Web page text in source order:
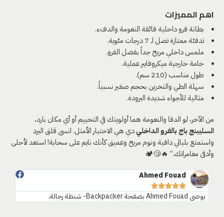
اهم المميزات
بطانة فرو داخلية فائقة النعومة والدفء.
تدفئة ممتازة تصل لـ 7 درجات مئوية.
ملمس داخلي مريح جداً بفضل الفرو.
خامة خارجية ميكروفايبر عملية.
طول مناسب (210 سم).
سهلة الطي والتخزين بحجم صغير نسبياً.
مثالية للأجواء شديدة البرودة.
من الآخر، لو الدفا والنعومة هما أولويتك في التخييم أو أي مكان بارد،
السليبنج باج بالفرو الداخليدي هي الاختيار الأمثل. انسى قلق البرد
واستمتع بليالي دافية ونوم مريح وعميق كأنك نايم على سحابة! استعد لأحلى
وأدفى مغامراتك.” 🔥😴🏕️





‏ ‏ يوصي ‏‎Ahmed Fouad‎‏ بصفحة ‏Backpacker- شنطة رحالة‏.